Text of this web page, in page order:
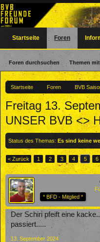
Startseite Foren BVB
Freitag 13.
UNSER BVB <>
Status des Themas: Es sind keine
< Zurück 1 2 3 4 5 6
* BFD - Mitglied *
Der Schiri pfeift eine
passiert.....
13. September 2024
Startseite Foren
Foren durchsuchen Themen